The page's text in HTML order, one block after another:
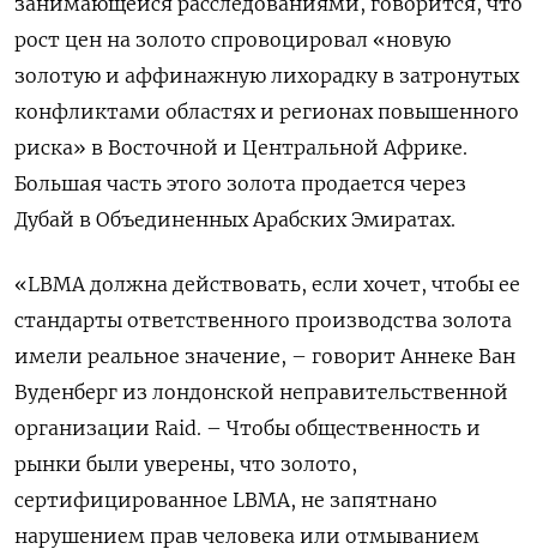
рост цен на золото спровоцировал «новую
золотую и аффинажную лихорадку в затронутых
конфликтами областях и регионах повышенного
риска» в Восточной и Центральной Африке.
Большая часть этого золота продается через
Дубай в Объединенных Арабских Эмиратах.
«LBMA должна действовать, если хочет, чтобы ее
стандарты ответственного производства золота
имели реальное значение, – говорит Аннеке Ван
Вуденберг из лондонской неправительственной
организации Raid. – Чтобы общественность и
рынки были уверены, что золото,
сертифицированное LBMA, не запятнано
нарушением прав человека или отмыванием